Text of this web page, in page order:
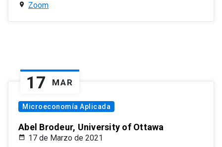
Zoom
17 MAR
Microeconomía Aplicada
Abel Brodeur, University of Ottawa
17 de Marzo de 2021